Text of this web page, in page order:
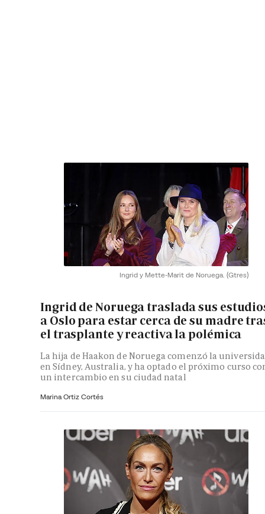
Ingrid y Mette-Marit de Noruega. (Gtres)
Ingrid de Noruega traslada sus
a Oslo para estar cerca de su madre
el trasplante y reactiva la polémica
La hija de Haakon de Noruega comenzó la
en Sídney, Australia, y ha optado el próximo curso
un intercambio en su ciudad natal
Marina Ortiz Cortés